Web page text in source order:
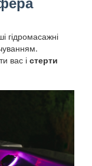
гідромасажні
вас і стерти